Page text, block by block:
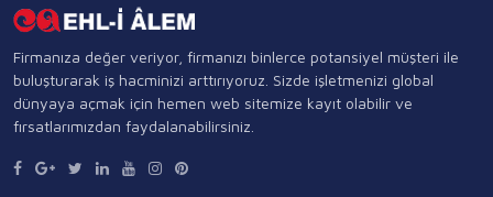
Firmanıza değer veriyor, firmanızı binlerce potansiyel müşteri ile
buluşturarak iş hacminizi arttırıyoruz. Sizde işletmenizi global
dünyaya açmak için hemen web sitemize kayıt olabilir ve
fırsatlarımızdan faydalanabilirsiniz.